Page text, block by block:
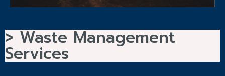
> Waste Management
Services